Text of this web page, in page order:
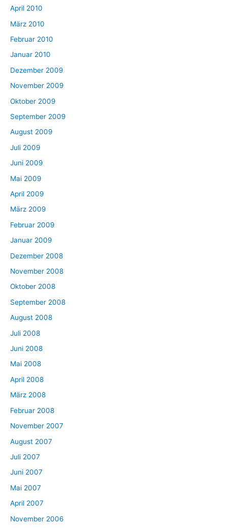
April 2010
März 2010
Februar 2010
Januar 2010
Dezember 2009
November 2009
Oktober 2009
September 2009
August 2009
Juli 2009
Juni 2009
Mai 2009
April 2009
März 2009
Februar 2009
Januar 2009
Dezember 2008
November 2008
Oktober 2008
September 2008
August 2008
Juli 2008
Juni 2008
Mai 2008
April 2008
März 2008
Februar 2008
November 2007
August 2007
Juli 2007
Juni 2007
Mai 2007
April 2007
November 2006